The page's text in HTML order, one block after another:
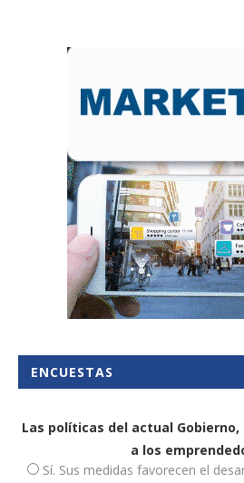
ENCUESTAS
Las políticas del actual
a los
Sí. Sus medidas favorecen el